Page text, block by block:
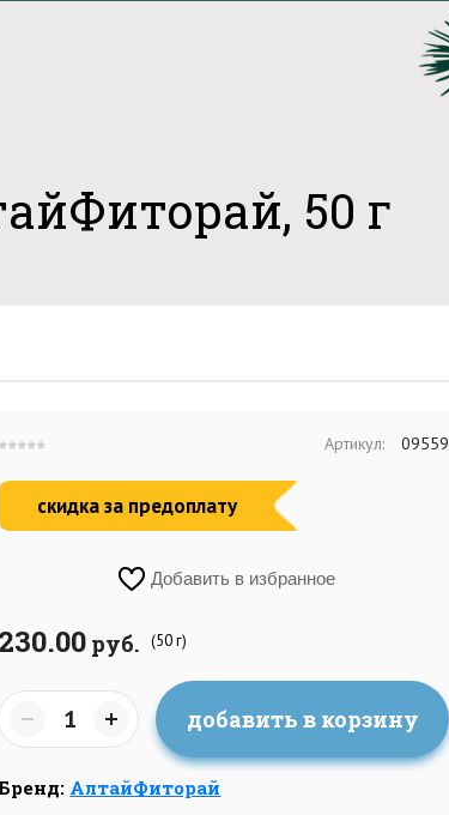
50 г
Артикул: 09559
скидка за предоплату
Добавить в избранное
230.00 руб. (50 г)
добавить в корзину
Бренд: АлтайФиторай